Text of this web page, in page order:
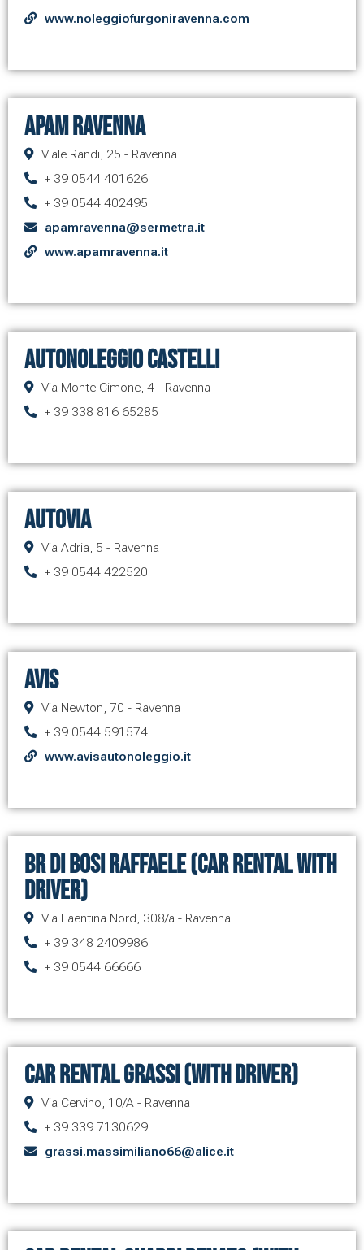
www.noleggiofurgoniravenna.com
Apam Ravenna
Viale Randi, 25 - Ravenna
+ 39 0544 401626
+ 39 0544 402495
apamravenna@sermetra.it
www.apamravenna.it
Autonoleggio Castelli
Via Monte Cimone, 4 - Ravenna
+ 39 338 816 65285
AUTOVIA
Via Adria, 5 - Ravenna
+ 39 0544 422520
Avis
Via Newton, 70 - Ravenna
+ 39 0544 591574
www.avisautonoleggio.it
BR di Bosi Raffaele (Car Rental with
driver)
Via Faentina Nord, 308/a - Ravenna
+ 39 348 2409986
+ 39 0544 66666
Car Rental Grassi (with driver)
Via Cervino, 10/A - Ravenna
+ 39 339 7130629
grassi.massimiliano66@alice.it